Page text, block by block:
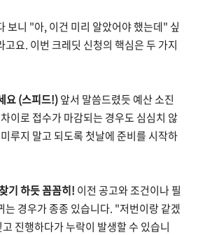
보니 "아, 이건 미리 알았어야 했는데" 싶
요. 이번 크레딧 신청의 핵심은 두 가지
요 (스피드!)앞서 말씀드렸듯 예산 소진
이로 접수가 마감되는 경우도 심심치 않
루지 말고 되도록 첫날에 준비를 시작하
기 하듯 꼼꼼히! 이전 공고와 조건이나 필
는 경우가 종종 있습니다. "저번이랑 같겠
진행하다가 누락이 발생할 수 있습니